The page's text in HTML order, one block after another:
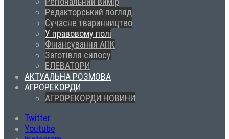
Редакторський погляд
Сучасне тваринництво
У правовому полі
Фінансування АПК
Заготівля силосу
ЕЛЕВАТОРИ
АКТУАЛЬНА РОЗМОВА
АГРОРЕКОРДИ
АГРОРЕКОРДИ НОВИНИ
Twitter
Youtube